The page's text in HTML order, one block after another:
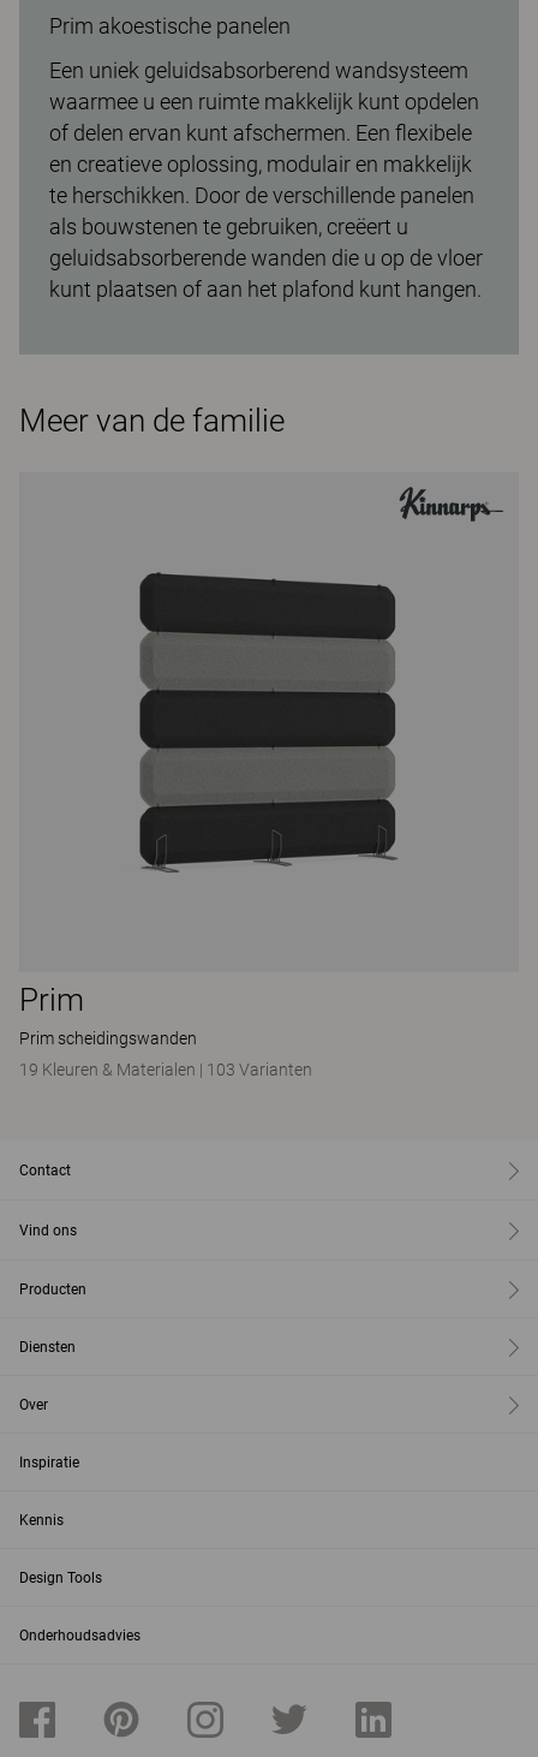
Prim akoestische panelen
Een uniek geluidsabsorberend wandsysteem
waarmee u een ruimte makkelijk kunt opdelen
of delen ervan kunt afschermen. Een flexibele
en creatieve oplossing, modulair en makkelijk
te herschikken. Door de verschillende panelen
als bouwstenen te gebruiken, creëert u
geluidsabsorberende wanden die u op de vloer
kunt plaatsen of aan het plafond kunt hangen.
Meer van de familie
Prim
Prim scheidingswanden
19 Kleuren & Materialen | 103 Varianten
Contact
Vind ons
Producten
Diensten
Over
Inspiratie
Kennis
Design Tools
Onderhoudsadvies